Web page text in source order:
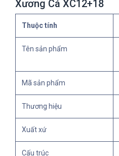
Xương Cá XC12+18
Thuộc tính
Tên sản phẩm
Mã sản phẩm
Thương hiệu
Xuất xứ
Cấu trúc